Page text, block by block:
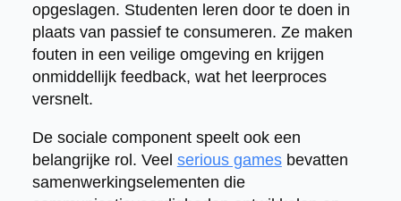
opgeslagen. Studenten leren door te doen in
plaats van passief te consumeren. Ze maken
fouten in een veilige omgeving en krijgen
onmiddellijk feedback, wat het leerproces
versnelt.
De sociale component speelt ook een
belangrijke rol. Veel serious gamesbevatten
samenwerkingselementen die